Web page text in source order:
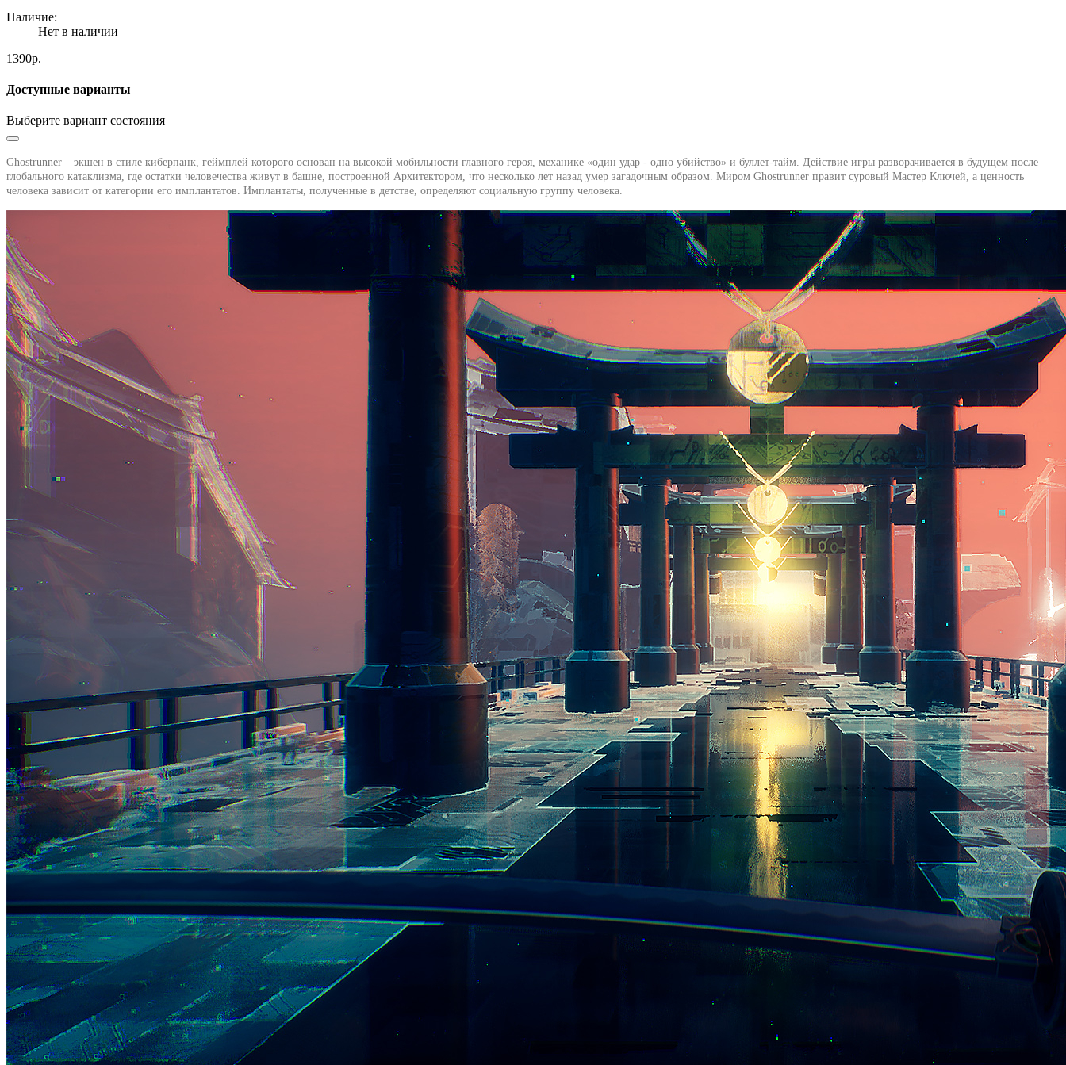
Наличие:
Нет в наличии
1390р.
Доступные варианты
Выберите вариант состояния
Ghostrunner – экшен в стиле киберпанк, геймплей которого основан на высокой мобильности главного героя, механике «один удар - одно убийство» и буллет-тайм. Действие игры разворачивается в будущем после
глобального катаклизма, где остатки человечества живут в башне, построенной Архитектором, что несколько лет назад умер загадочным образом. Миром Ghostrunner правит суровый Мастер Ключей, а ценность
человека зависит от категории его имплантатов. Имплантаты, полученные в детстве, определяют социальную группу человека.